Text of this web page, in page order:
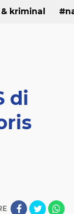
kriminal
di